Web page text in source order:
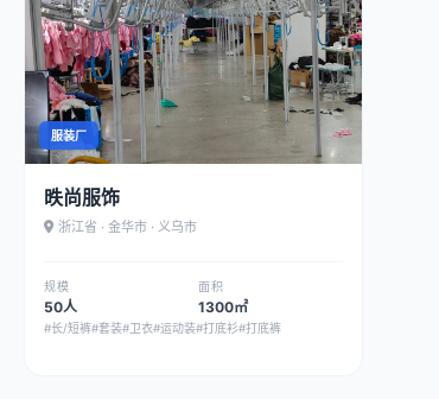
服装厂
昳尚服饰
浙江省 · 金华市 · 义乌市
规模
50人
面积
1300㎡
#长/短裤#套装#卫衣#运动装#打底衫#打底裤